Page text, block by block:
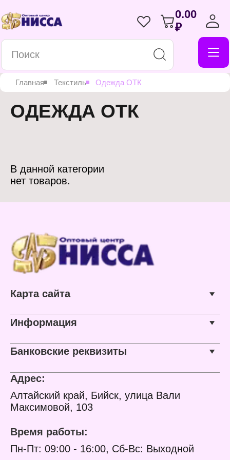
0.00
₽
Главная Текстиль Одежда ОТК
ОДЕЖДА ОТК
В данной категории
нет товаров.
Карта сайта
Информация
Банковские реквизиты
Адрес:
Алтайский край, Бийск, улица Вали
Максимовой, 103
Время работы:
Пн-Пт: 09:00 - 16:00, Сб-Вс: Выходной